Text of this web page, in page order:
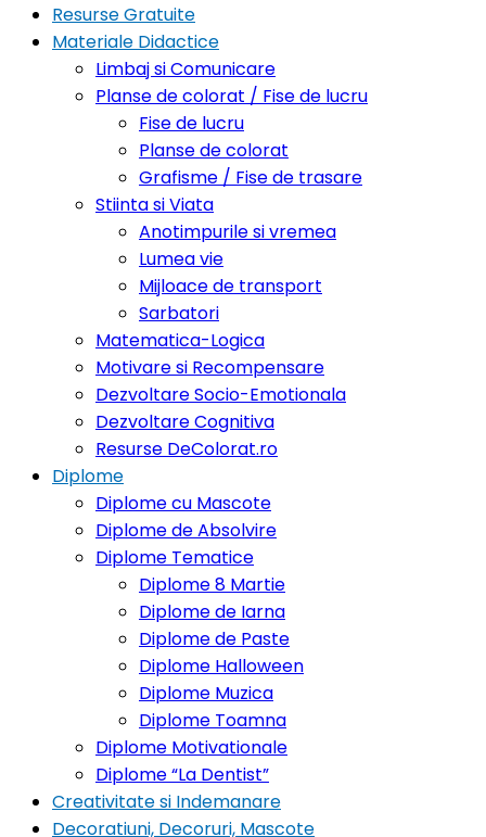
Resurse Gratuite
Materiale Didactice
Limbaj si Comunicare
Planse de colorat / Fise de lucru
Fise de lucru
Planse de colorat
Grafisme / Fise de trasare
Stiinta si Viata
Anotimpurile si vremea
Lumea vie
Mijloace de transport
Sarbatori
Matematica-Logica
Motivare si Recompensare
Dezvoltare Socio-Emotionala
Dezvoltare Cognitiva
Resurse DeColorat.ro
Diplome
Diplome cu Mascote
Diplome de Absolvire
Diplome Tematice
Diplome 8 Martie
Diplome de Iarna
Diplome de Paste
Diplome Halloween
Diplome Muzica
Diplome Toamna
Diplome Motivationale
Diplome “La Dentist”
Creativitate si Indemanare
Decoratiuni, Decoruri, Mascote